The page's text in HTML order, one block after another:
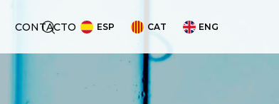
CONTACTO ESP CAT ENG